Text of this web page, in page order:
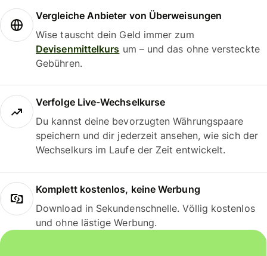
Vergleiche Anbieter von Überweisungen
Wise tauscht dein Geld immer zum
Devisenmittelkurs um – und das ohne versteckte
Gebühren.
Verfolge Live-Wechselkurse
Du kannst deine bevorzugten Währungspaare
speichern und dir jederzeit ansehen, wie sich der
Wechselkurs im Laufe der Zeit entwickelt.
Komplett kostenlos, keine Werbung
Download in Sekundenschnelle. Völlig kostenlos
und ohne lästige Werbung.